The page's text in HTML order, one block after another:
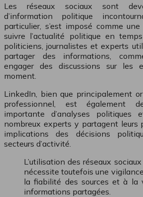
Les réseaux sociaux sont
d’information politique
particulier, s’est imposé comme
suivre l’actualité politique en
politiciens, journalistes et experts
partager des informations,
engager des discussions sur les
moment.
LinkedIn, bien que principalement
professionnel, est également
importante d’analyses politiques
nombreux experts y partagent leurs
implications des décisions
secteurs d’activité.
L’utilisation des réseaux
nécessite toutefois une
la fiabilité des sources et à la
informations partagées.